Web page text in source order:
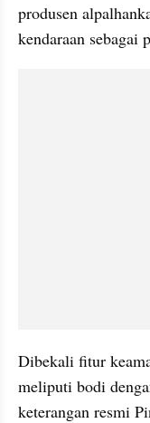
produsen
kendaraan sebagai
Dibekali fitur
meliputi bodi
keterangan resmi